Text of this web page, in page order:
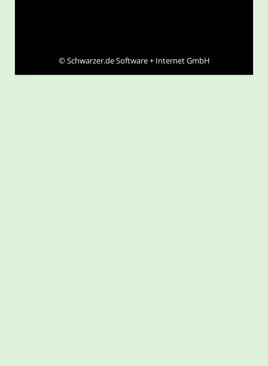
©Schwarzer.de Software + Internet GmbH